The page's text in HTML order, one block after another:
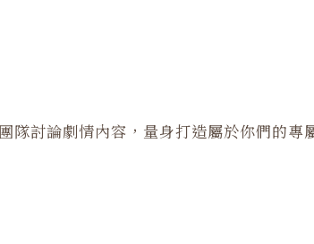
隊討論劇情內容，量身打造屬於你們的專